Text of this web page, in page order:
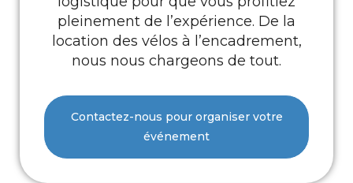
pleinement de l’expérience. De la
location des vélos à l’encadrement,
nous nous chargeons de tout.
Contactez-nous pour organiser votre
événement